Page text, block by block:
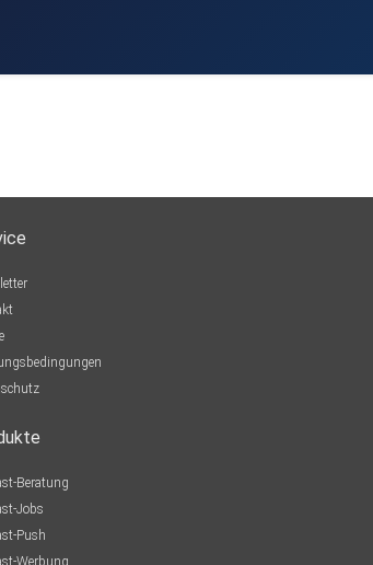
Beratung
Jobs
Push
Werbung